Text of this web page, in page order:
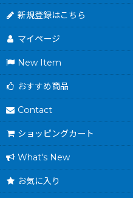
新規登録はこちら
マイページ
New Item
おすすめ商品
Contact
ショッピングカート
What's New
お気に入り